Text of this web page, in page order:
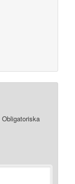
Obligatoriska